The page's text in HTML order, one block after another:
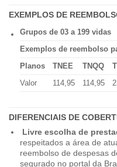
EXEMPLOS DE
Grupos de 03 a 199 vidas
Exemplos de reembolso
Planos
TNEE TNQQ
Valor
114,95 114,95
DIFERENCIAIS DE
Livre escolha de
respeitados a área de
reembolso de despesas
segurado no portal da